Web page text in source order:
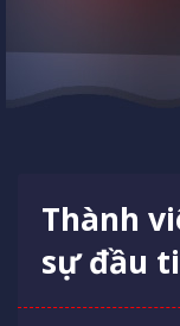
Thành
sự đầu